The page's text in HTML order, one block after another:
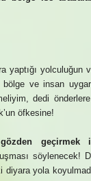
yaptığı yolculuğun
ve insan
dedi
öfkesine!
geçirmek
söylenecek!
yola